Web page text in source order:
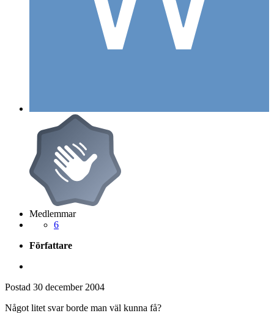
Medlemmar
6
Författare
Postad 30 december 2004
Något litet svar borde man väl kunna få?